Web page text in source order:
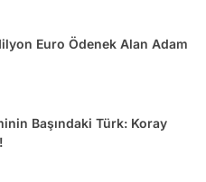
Euro Ödenek Alan Adam
Başındaki Türk: Koray